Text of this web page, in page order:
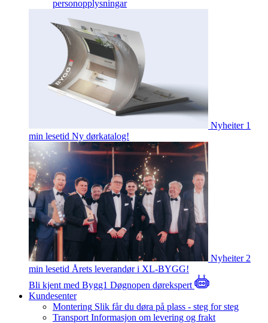
personopplysningar
Nyheiter 1
min lesetid Ny dørkatalog!
Nyheiter 2
min lesetid Årets leverandør i XL-BYGG!
Bli kjent med Bygg1 Døgnopen dørekspert
Kundesenter
Montering Slik får du døra på plass - steg for steg
Transport Informasjon om levering og frakt